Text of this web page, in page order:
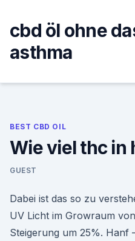
content
cbd öl ohne
asthma
BEST CBD OIL
Wie viel thc in
GUEST
Dabei ist das so zu
UV Licht im Growraum
Steigerung um 25%. Hanf